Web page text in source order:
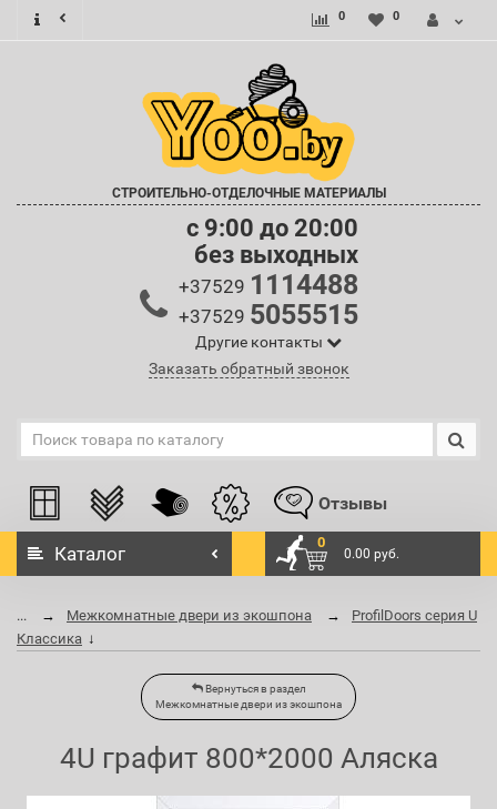
0 0
СТРОИТЕЛЬНО-ОТДЕЛОЧНЫЕ МАТЕРИАЛЫ
c 9:00 до 20:00
без выходных
+37529 1114488
+37529 5055515
Другие контакты
Заказать обратный звонок
Отзывы
Каталог
0
0.00 руб.
... Межкомнатные двери из экошпона
ProfilDoors серия U
Классика
Вернуться в раздел
Межкомнатные двери из экошпона
4U графит 800*2000 Аляска